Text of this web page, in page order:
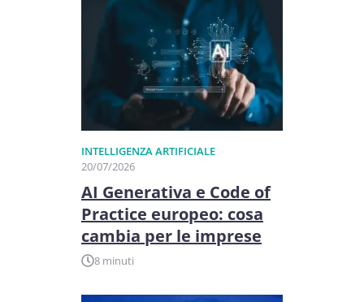
INTELLIGENZA ARTIFICIALE
20/07/2026
AI Generativa e Code of
Practice europeo: cosa
cambia per le imprese
8 minuti